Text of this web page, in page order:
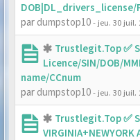
DOB|DL_drivers_license/
par dumpstop10- jeu. 30 juil.
Trustlegit.Top ✅
Licence/SIN/DOB/
name/CCnum
par dumpstop10- jeu. 30 juil.
Trustlegit.Top ✅